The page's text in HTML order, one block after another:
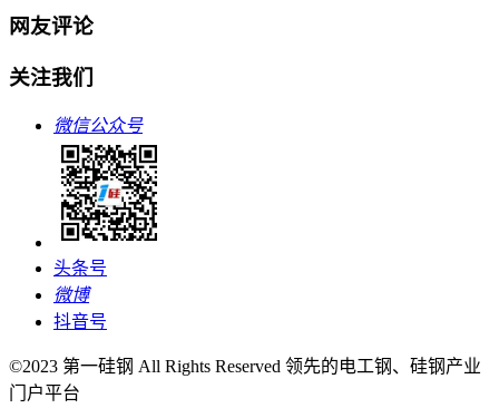
网友评论
关注我们
微信公众号
头条号
微博
抖音号
©2023 第一硅钢 All Rights Reserved 领先的电工钢、硅钢产业
门户平台